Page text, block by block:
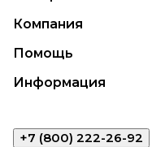
Компания
Помощь
Информация
+7 (800) 222-26-92